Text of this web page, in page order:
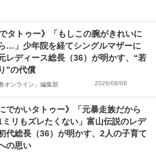
でタトゥー》「もしこの腕がきれいに
…」少年院を経てシングルマザーに
レディース総長（36）が明かす、“若
”の代償
オンライン」編集部 2026/08/08
でかいタトゥー》「元暴走族だから
ミリもズレたくない」富山伝説のレデ
代総長（36）が明かす、2人の子育て
の思い